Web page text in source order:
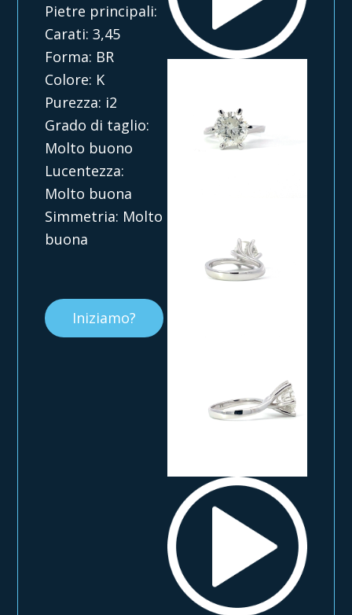
Pietre principali:
Carati: 3,45
Forma: BR
Colore: K
Purezza: i2
Grado di taglio:
Molto buono
Lucentezza:
Molto buona
Simmetria: Molto
buona
Iniziamo?